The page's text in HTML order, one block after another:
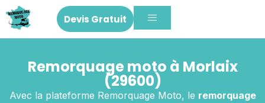
Devis Gratuit
Remorquage moto à Morlaix
(29600)
Avec la plateforme Remorquage Moto, le remorquage